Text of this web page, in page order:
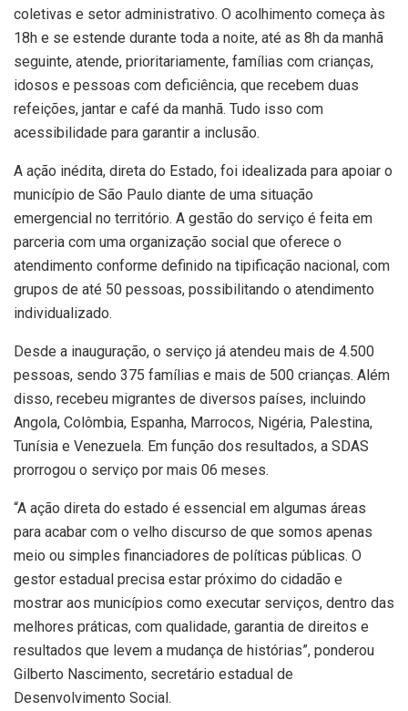
coletivas e setor administrativo. O acolhimento começa às
18h e se estende durante toda a noite, até as 8h da manhã
seguinte, atende, prioritariamente, famílias com crianças,
idosos e pessoas com deficiência, que recebem duas
refeições, jantar e café da manhã. Tudo isso com
acessibilidade para garantir a inclusão.
A ação inédita, direta do Estado, foi idealizada para apoiar o
município de São Paulo diante de uma situação
emergencial no território. A gestão do serviço é feita em
parceria com uma organização social que oferece o
atendimento conforme definido na tipificação nacional, com
grupos de até 50 pessoas, possibilitando o atendimento
individualizado.
Desde a inauguração, o serviço já atendeu mais de 4.500
pessoas, sendo 375 famílias e mais de 500 crianças. Além
disso, recebeu migrantes de diversos países, incluindo
Angola, Colômbia, Espanha, Marrocos, Nigéria, Palestina,
Tunísia e Venezuela. Em função dos resultados, a SDAS
prorrogou o serviço por mais 06 meses.
“A ação direta do estado é essencial em algumas áreas
para acabar com o velho discurso de que somos apenas
meio ou simples financiadores de políticas públicas. O
gestor estadual precisa estar próximo do cidadão e
mostrar aos municípios como executar serviços, dentro das
melhores práticas, com qualidade, garantia de direitos e
resultados que levem a mudança de histórias”, ponderou
Gilberto Nascimento, secretário estadual de
Desenvolvimento Social.